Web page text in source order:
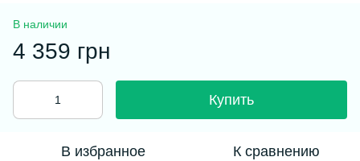
В наличии
4 359 грн
Купить
В избранное К сравнению